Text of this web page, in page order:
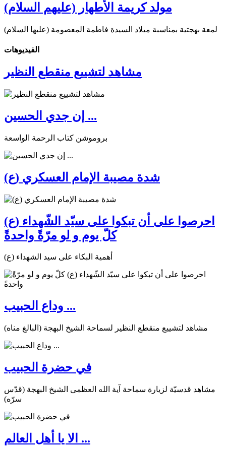
مولد كريمة الأطهار (عليهم السلام)
لمعة بهجتية بمناسبة ميلاد السيدة فاطمة المعصومة (عليها السلام)
الفیدیوهات
مشاهد لتشييع منقطع النظير
إن جدي الحسين ...
بروموشن كتاب الرحمة الواسعة
شدة مصيبة الإمام العسكري (ع)
احرصوا على أن تبكوا على سيّد الشّهداء (ع)
كلّ يوم و لو مرّةً واحدةً
أهمية البكاء على سيد الشهداء (ع)
وداع الحبيب ...
مشاهد لتشييع منقطع النظير لسماحة الشيخ البهجة (البالغ مناه)
في حضرة الحبيب
مشاهد قدسيّة لزيارة سماحة آية الله العظمى الشيخ البهجة (قدّس
سرّه)
الا يا أهل العالم ...